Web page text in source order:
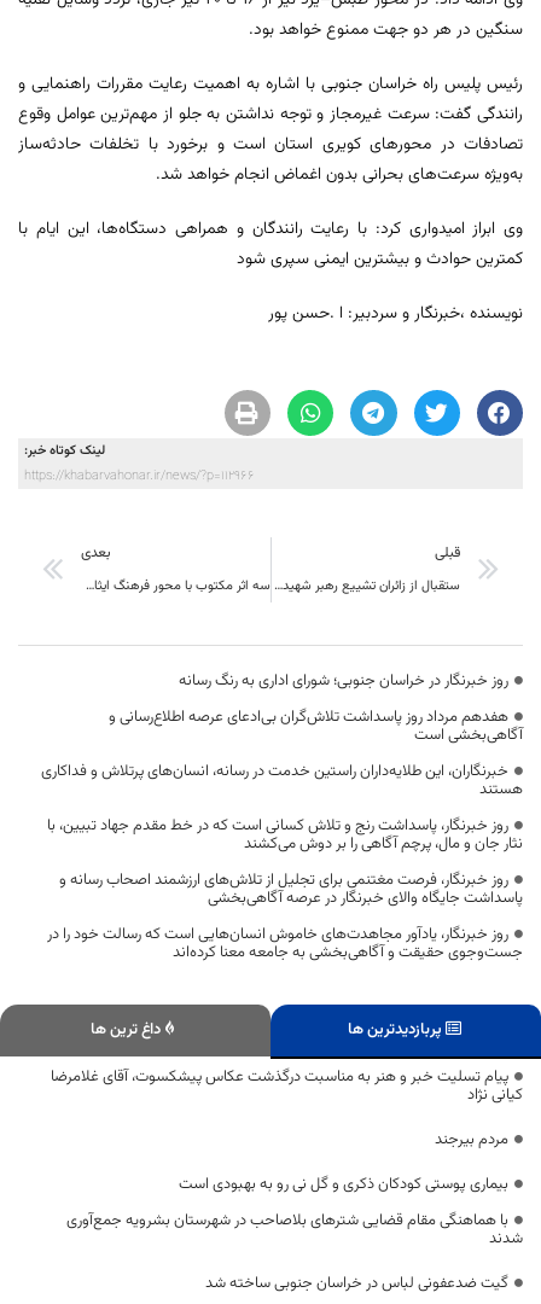
سنگین در هر دو جهت ممنوع خواهد بود.
رئیس پلیس راه خراسان جنوبی با اشاره به اهمیت رعایت مقررات راهنمایی و
رانندگی گفت: سرعت غیرمجاز و توجه نداشتن به جلو از مهم‌ترین عوامل وقوع
تصادفات در محورهای کویری استان است و برخورد با تخلفات حادثه‌ساز
به‌ویژه سرعت‌های بحرانی بدون اغماض انجام خواهد شد.
وی ابراز امیدواری کرد: با رعایت رانندگان و همراهی دستگاه‌ها، این ایام با
کمترین حوادث و بیشترین ایمنی سپری شود
نویسنده ،خبرنگار و سردبیر: ا .حسن پور
لینک کوتاه خبر:
https://khabarvahonar.ir/news/?p=112966
قبلی
ستقبال از زائران تشییع رهبر شهید با برپایی هفت موکب اوقاف در خراسان جنوبی
بعدی
سه اثر مکتوب با محور فرهنگ ایثار در بیرجند رونمایی شد
روز خبرنگار در خراسان جنوبی؛ شورای اداری به رنگ رسانه
هفدهم مرداد روز پاسداشت تلاش‌گران بی‌ادعای عرصه اطلاع‌رسانی و
آگاهی‌بخشی است
خبرنگاران، این طلایه‌داران راستین خدمت در رسانه، انسان‌های پرتلاش و فداکاری
هستند
روز خبرنگار، پاسداشت رنج و تلاش کسانی است که در خط مقدم جهاد تبیین، با
نثار جان و مال، پرچم آگاهی را بر دوش می‌کشند
روز خبرنگار، فرصت مغتنمی برای تجلیل از تلاش‌های ارزشمند اصحاب رسانه و
پاسداشت جایگاه والای خبرنگار در عرصه آگاهی‌بخشی
روز خبرنگار، یادآور مجاهدت‌های خاموش انسان‌هایی است که رسالت خود را در
جست‌وجوی حقیقت و آگاهی‌بخشی به جامعه معنا کرده‌اند
پربازدیدترین ها
داغ ترین ها
پیام تسلیت خبر و هنر به مناسبت درگذشت عکاس پیشکسوت، آقای غلامرضا
کیانی نژاد
مردم بیرجند
بیماری پوستی کودکان ذکری و گل نی رو به بهبودی است
با هماهنگی مقام قضایی شترهای بلاصاحب در شهرستان بشرویه جمع‌آوری
شدند
گیت ضدعفونی لباس در خراسان جنوبی ساخته شد